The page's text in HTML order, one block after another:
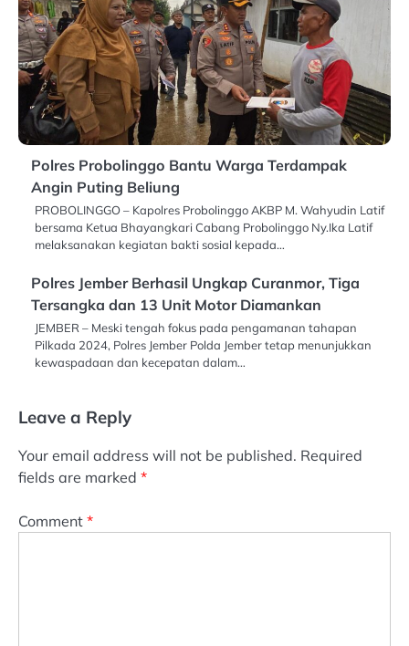
Polres Probolinggo Bantu Warga Terdampak
Angin Puting Beliung
PROBOLINGGO – Kapolres Probolinggo AKBP M. Wahyudin Latif
bersama Ketua Bhayangkari Cabang Probolinggo Ny.Ika Latif
melaksanakan kegiatan bakti sosial kepada…
Polres Jember Berhasil Ungkap Curanmor, Tiga
Tersangka dan 13 Unit Motor Diamankan
JEMBER – Meski tengah fokus pada pengamanan tahapan
Pilkada 2024, Polres Jember Polda Jember tetap menunjukkan
kewaspadaan dan kecepatan dalam…
Leave a Reply
Your email address will not be published. Required
fields are marked *
Comment *